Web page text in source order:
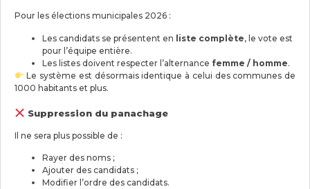
Pour les élections municipales 2026 :
Les candidats se présentent en liste complète, le vote est
pour l’équipe entière.
Les listes doivent respecter l’alternance femme / homme.
Le système est désormais identique à celui des communes de
1000 habitants et plus.
Suppression du panachage
Il ne sera plus possible de :
Rayer des noms ;
Ajouter des candidats ;
Modifier l’ordre des candidats.